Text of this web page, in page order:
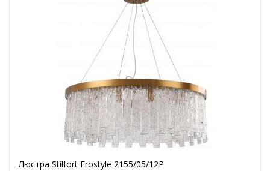
Люстра Stilfort Frostyle 2155/05/12P